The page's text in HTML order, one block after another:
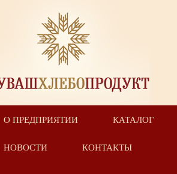
О ПРЕДПРИЯТИИ КАТАЛОГ
НОВОСТИ КОНТАКТЫ